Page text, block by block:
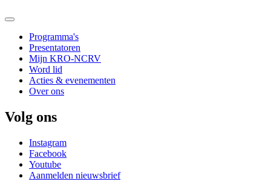
Programma's
Presentatoren
Mijn KRO-NCRV
Word lid
Acties & evenementen
Over ons
Volg ons
Instagram
Facebook
Youtube
Aanmelden nieuwsbrief